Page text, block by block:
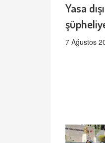
Yasa
7 Ağustos